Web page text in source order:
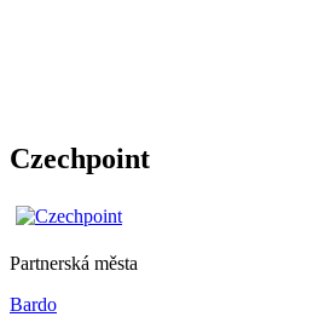
Czechpoint
Partnerská města
Bardo